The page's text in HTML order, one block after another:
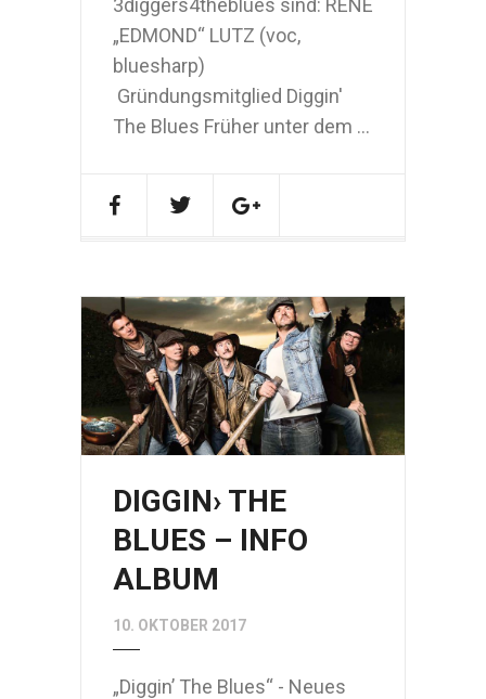
3diggers4theblues sind: RENE
„EDMOND“ LUTZ (voc,
bluesharp)
Gründungsmitglied Diggin'
The Blues Früher unter dem ...
DIGGIN› THE
BLUES – INFO
ALBUM
10. OKTOBER 2017
„Diggin’ The Blues“ - Neues